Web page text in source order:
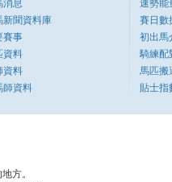
消息
新聞資料庫
賽事
資料
資料
師資料
速勢能
賽日數
初出馬
騎練配
馬匹搬
貼士指
方。